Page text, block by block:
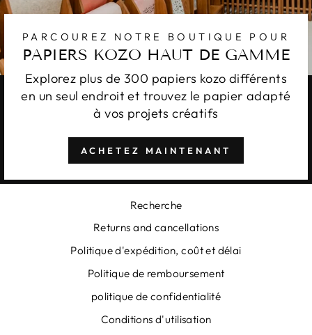
PARCOUREZ NOTRE BOUTIQUE POUR
PAPIERS KOZO HAUT DE GAMME
Explorez plus de 300 papiers kozo différents
en un seul endroit et trouvez le papier adapté
à vos projets créatifs
ACHETEZ MAINTENANT
Recherche
Returns and cancellations
Politique d'expédition, coût et délai
Politique de remboursement
politique de confidentialité
Conditions d'utilisation